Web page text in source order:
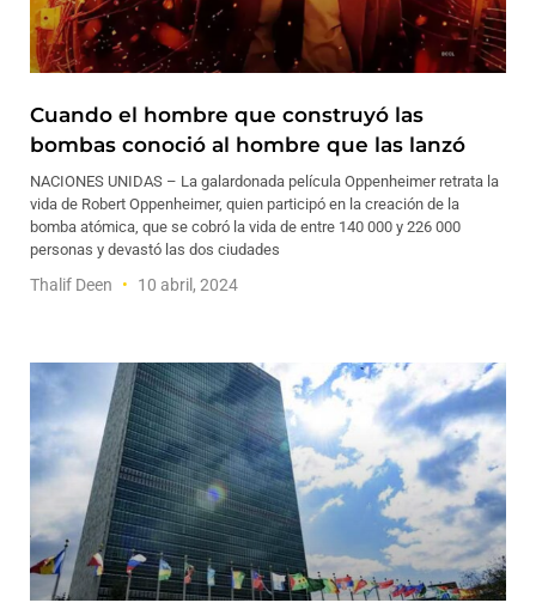
Cuando el hombre que construyó las
bombas conoció al hombre que las lanzó
NACIONES UNIDAS – La galardonada película Oppenheimer retrata la
vida de Robert Oppenheimer, quien participó en la creación de la
bomba atómica, que se cobró la vida de entre 140 000 y 226 000
personas y devastó las dos ciudades
Thalif Deen 10 abril, 2024